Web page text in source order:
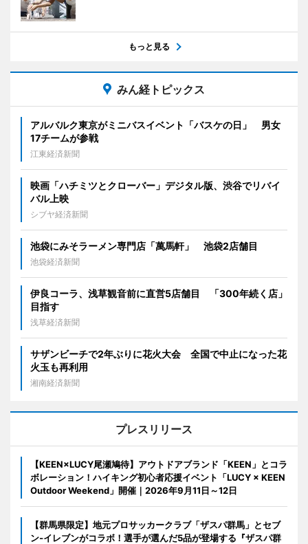
もっと見る
みん経トピックス
アルバルク東京がミニバスイベント「バスケの日」 男女
17チームが参戦
江東経済新聞
映画「ハチミツとクローバー」デジタル版、渋谷でリバイ
バル上映
シブヤ経済新聞
池袋にみそラーメン専門店「萬馬軒」 池袋2店舗目
池袋経済新聞
伊良コーラ、浅草観音前に直営5店舗目 「300年続く店」
目指す
浅草経済新聞
サザンビーチで2年ぶりに花火大会 全国で中止になった花
火玉も再利用
湘南経済新聞
プレスリリース
【KEEN×LUCY尾瀬鳩待】アウトドアブランド「KEEN」とコラ
ボレーション！ハイキング初心者応援イベント「LUCY × KEEN
Outdoor Weekend」開催｜2026年9月11日～12日
【群馬県限定】地元プロサッカークラブ「ザスパ群馬」とセブ
ン‐イレブンがコラボ！選手が選んだ5品が登場する『ザスパ群